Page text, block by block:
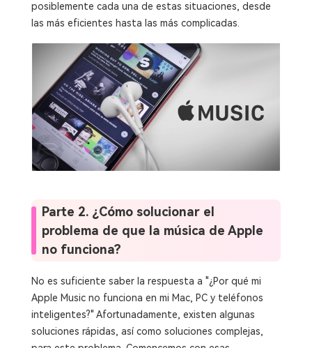
posiblemente cada una de estas situaciones, desde
las más eficientes hasta las más complicadas.
Parte 2. ¿Cómo solucionar el
problema de que la música de Apple
no funciona?
No es suficiente saber la respuesta a "¿Por qué mi
Apple Music no funciona en mi Mac, PC y teléfonos
inteligentes?" Afortunadamente, existen algunas
soluciones rápidas, así como soluciones complejas,